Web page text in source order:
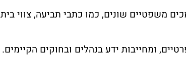
משפטיים שונים, כמו כתבי תביעה, צווי בית
ומחייבות ידע בנהלים ובחוקים הקיימים.